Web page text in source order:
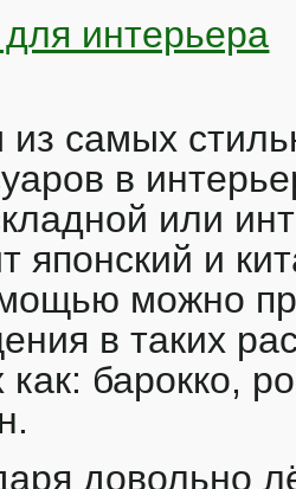
самых
в
или
японский и
можно
в таких
как: барокко,
довольно